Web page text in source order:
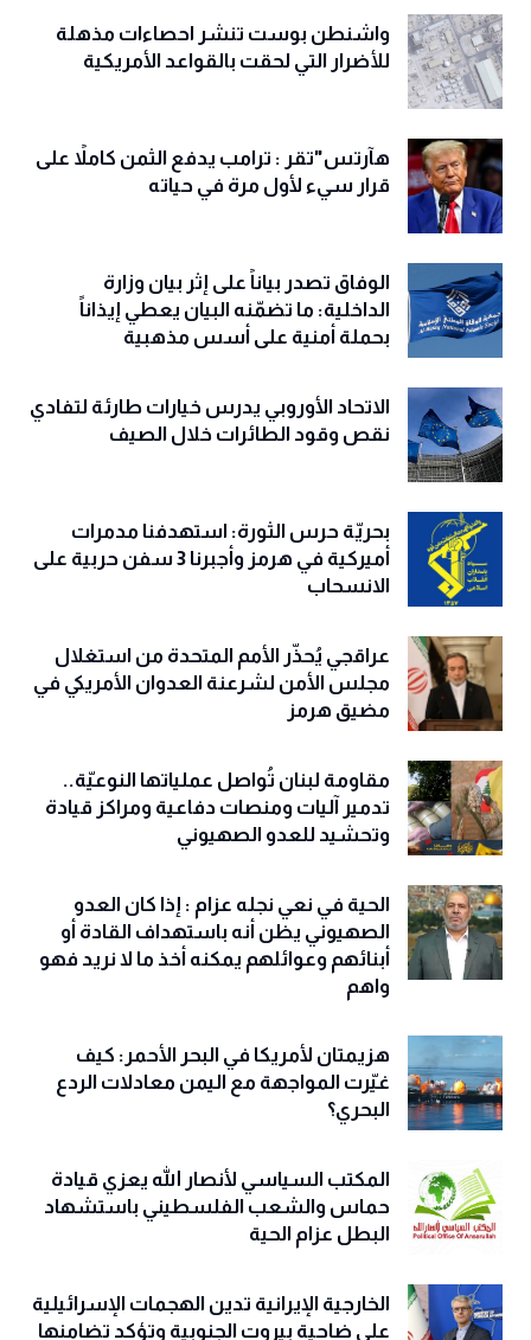
واشنطن بوست تنشر احصاءات مذهلة
للأضرار التي لحقت بالقواعد الأمريكية
هآرتس"تقر : ترامب يدفع الثمن كاملاً على
قرار سيء لأول مرة في حياته
الوفاق تصدر بياناً على إثر بيان وزارة
الداخلية: ما تضمّنه البيان يعطي إيذاناً
بحملة أمنية على أسس مذهبية
الاتحاد الأوروبي يدرس خيارات طارئة لتفادي
نقص وقود الطائرات خلال الصيف
بحريّة حرس الثورة: استهدفنا مدمرات
أميركية في هرمز وأجبرنا 3 سفن حربية على
الانسحاب
عراقجي يُحذّر الأمم المتحدة من استغلال
مجلس الأمن لشرعنة العدوان الأمريكي في
مضيق هرمز
مقاومة لبنان تُواصل عملياتها النوعيّة..
تدمير آليات ومنصات دفاعية ومراكز قيادة
وتحشيد للعدو الصهيوني
الحية في نعي نجله عزام : إذا كان العدو
الصهيوني يظن أنه باستهداف القادة أو
أبنائهم وعوائلهم يمكنه أخذ ما لا نريد فهو
واهم
هزيمتان لأمريكا في البحر الأحمر: كيف
غيّرت المواجهة مع اليمن معادلات الردع
البحري؟
المكتب السياسي لأنصار الله يعزي قيادة
حماس والشعب الفلسطيني باستشهاد
البطل عزام الحية
الخارجية الإيرانية تدين الهجمات الإسرائيلية
على ضاحية بيروت الجنوبية وتؤكد تضامنها